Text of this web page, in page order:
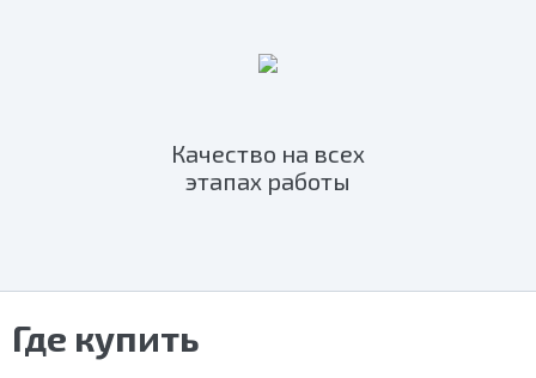
Качество на всех
этапах работы
Где купить